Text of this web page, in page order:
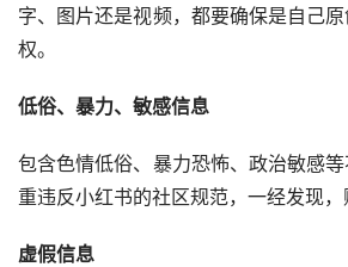
字、图片还是视频，都要确保是自己
权。
低俗、暴力、敏感信息
包含色情低俗、暴力恐怖、政治敏感
重违反小红书的社区规范，一经发现，
虚假信息